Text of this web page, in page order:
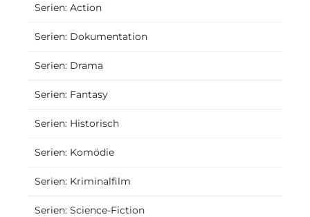
Serien: Action
Serien: Dokumentation
Serien: Drama
Serien: Fantasy
Serien: Historisch
Serien: Komödie
Serien: Kriminalfilm
Serien: Science-Fiction